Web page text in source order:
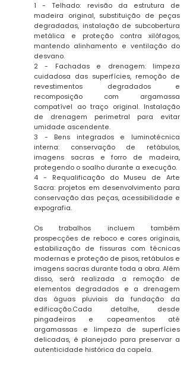
1 - Telhado: revisão da estrutura de
madeira original, substituição de peças
degradadas, instalação de subcobertura
metálica e proteção contra xilófagos,
mantendo alinhamento e ventilação do
desvano.
2 - Fachadas e drenagem: limpeza
cuidadosa das superfícies, remoção de
revestimentos degradados e
recomposição com argamassa
compatível ao traço original. Instalação
de drenagem perimetral para evitar
umidade ascendente.
3 - Bens integrados e luminotécnica
interna: conservação de retábulos,
imagens sacras e forro de madeira,
protegendo o soalho durante a execução.
4 - Requalificação do Museu de Arte
Sacra: projetos em desenvolvimento para
conservação das peças, acessibilidade e
expografia.
Os trabalhos incluem também
prospecções de reboco e cores originais,
estabilização de fissuras com técnicas
modernas e proteção de pisos, retábulos e
imagens sacras durante toda a obra. Além
disso, será realizada a remoção de
elementos degradados e a drenagem
das águas pluviais da fundação da
edificação.Cada detalhe, desde
pingadeiras e capeamentos até
argamassas e limpeza de superfícies
delicadas, é planejado para preservar a
autenticidade histórica da capela.